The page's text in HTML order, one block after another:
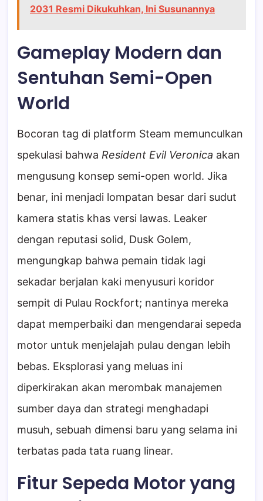
2031 Resmi Dikukuhkan, Ini Susunannya
Gameplay Modern dan
Sentuhan Semi-Open
World
Bocoran tag di platform Steam memunculkan
spekulasi bahwa Resident Evil Veronica akan
mengusung konsep semi-open world. Jika
benar, ini menjadi lompatan besar dari sudut
kamera statis khas versi lawas. Leaker
dengan reputasi solid, Dusk Golem,
mengungkap bahwa pemain tidak lagi
sekadar berjalan kaki menyusuri koridor
sempit di Pulau Rockfort; nantinya mereka
dapat memperbaiki dan mengendarai sepeda
motor untuk menjelajah pulau dengan lebih
bebas. Eksplorasi yang meluas ini
diperkirakan akan merombak manajemen
sumber daya dan strategi menghadapi
musuh, sebuah dimensi baru yang selama ini
terbatas pada tata ruang linear.
Fitur Sepeda Motor yang